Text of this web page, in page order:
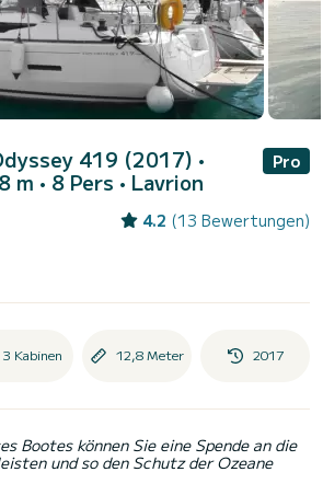
419 (2017) •
m • 8 Pers • Lavrion
Pro
4.2 (13 Bewertungen)
3 Kabinen 12,8 Meter 2017
Bootes können Sie eine Spende an die
und so den Schutz der Ozeane